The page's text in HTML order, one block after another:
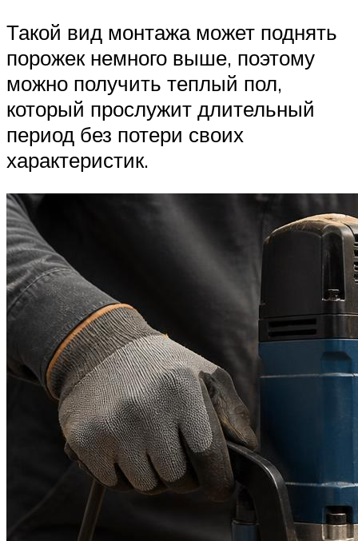
Такой вид монтажа может поднять
порожек немного выше, поэтому
можно получить теплый пол,
который прослужит длительный
период без потери своих
характеристик.